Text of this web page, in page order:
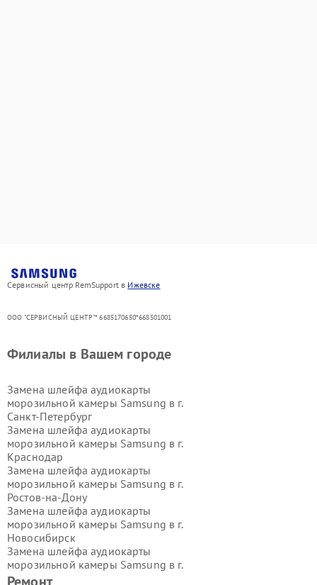
Сервисный центр RemSupport в Ижевске
ООО "СЕРВИСНЫЙ ЦЕНТР"* 6685170650*668501001
Филиалы в Вашем городе
Замена шлейфа аудиокарты
морозильной камеры Samsung в г.
Санкт-Петербург
Замена шлейфа аудиокарты
морозильной камеры Samsung в г.
Краснодар
Замена шлейфа аудиокарты
морозильной камеры Samsung в г.
Ростов-на-Дону
Замена шлейфа аудиокарты
морозильной камеры Samsung в г.
Новосибирск
Замена шлейфа аудиокарты
морозильной камеры Samsung в г.
Екатеринбург